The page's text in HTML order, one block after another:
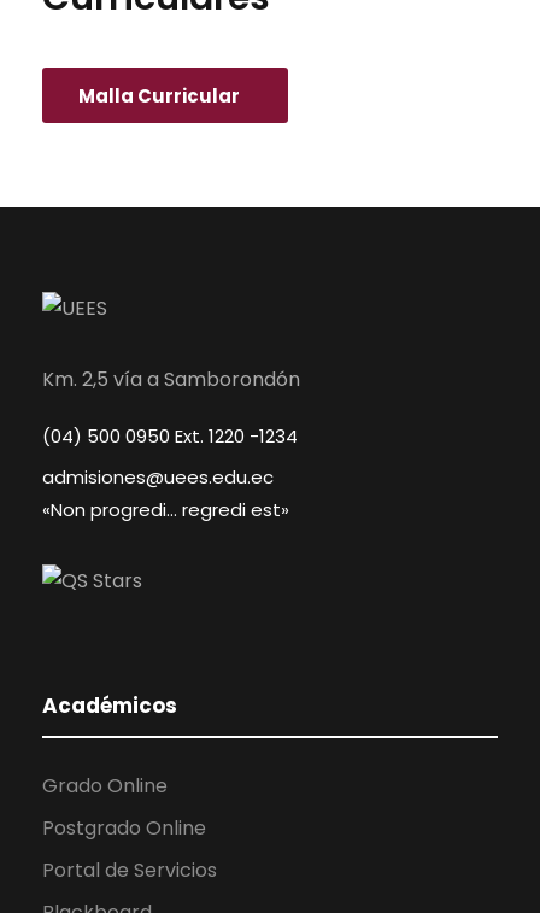
Malla Curricular
Km. 2,5 vía a Samborondón
(04) 500 0950 Ext. 1220 -1234
admisiones@uees.edu.ec
«Non progredi… regredi est»
Académicos
Grado Online
Postgrado Online
Portal de Servicios